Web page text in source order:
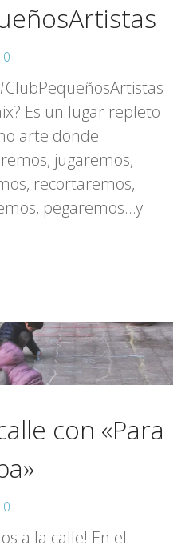
0
Es un lugar repleto
arte donde
jugaremos,
recortaremos,
pegaremos…y
con «Para
0
a la calle! En el